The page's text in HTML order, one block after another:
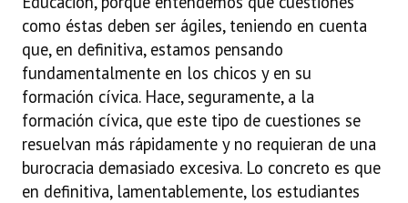
como éstas deben ser ágiles, teniendo en cuenta
que, en definitiva, estamos pensando
fundamentalmente en los chicos y en su
formación cívica. Hace, seguramente, a la
formación cívica, que este tipo de cuestiones se
resuelvan más rápidamente y no requieran de una
burocracia demasiado excesiva. Lo concreto es que
en definitiva, lamentablemente, los estudiantes